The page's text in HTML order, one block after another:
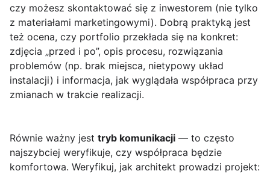
czy możesz skontaktować się z inwestorem (nie tylko
z materiałami marketingowymi). Dobrą praktyką jest
też ocena, czy portfolio przekłada się na konkret:
zdjęcia „przed i po”, opis procesu, rozwiązania
problemów (np. brak miejsca, nietypowy układ
instalacji) i informacja, jak wyglądała współpraca przy
zmianach w trakcie realizacji.
Równie ważny jest tryb komunikacji — to często
najszybciej weryfikuje, czy współpraca będzie
komfortowa. Weryfikuj, jak architekt prowadzi projekt: